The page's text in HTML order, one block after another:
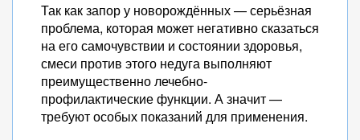
Так как запор у новорождённых — серьёзная
проблема, которая может негативно сказаться
на его самочувствии и состоянии здоровья,
смеси против этого недуга выполняют
преимущественно лечебно-
профилактические функции. А значит —
требуют особых показаний для применения.